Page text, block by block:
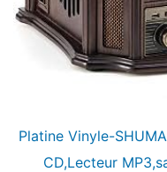
Platine Vinyle-
CD,Lecteur